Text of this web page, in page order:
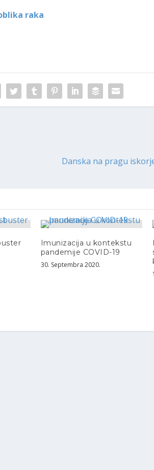
raka
Danska na pragu
Imunizacija u kontekstu
pandemije COVID-19
30. Septembra 2020.